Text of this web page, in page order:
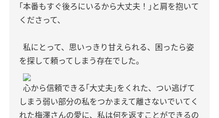
｢本番もすぐ後ろにいるから大丈夫！｣と肩を抱いて
くださって、
私にとって、思いっきり甘えられる、困ったら姿
を探して頼ってしまう存在でした。
心から信頼できる｢大丈夫｣をくれた、つい逃げて
しまう弱い部分の私をつかまえて離さないでいてく
れた梅澤さんの愛に、私は何を返すことができるの